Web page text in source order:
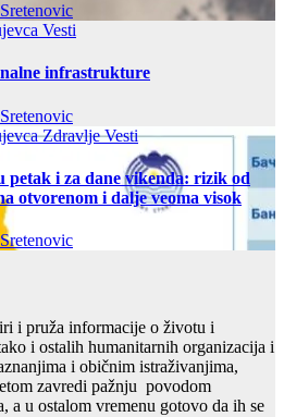
Vesti
infrastrukture
Zdravlje Vesti
petak i za dane vikenda: rizik od
otvorenom i dalje veoma visok
i pruža informacije o životu i
i ostalih humanitarnih organizacija i
i običnim istraživanjima,
zavredi pažnju povodom
a u ostalom vremenu gotovo da ih se